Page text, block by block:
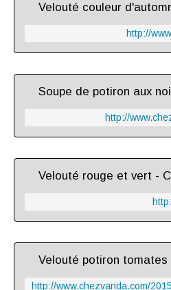
Velouté couleur
http://
Soupe de potiron aux
http://
Velouté rouge et vert -
Velouté potiron tomates